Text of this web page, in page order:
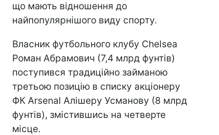
що мають відношення до
найпопулярнішого виду спорту.
Власник футбольного клубу Chelsea
Роман Абрамович (7,4 млрд фунтів)
поступився традиційно займаною
третьою позицію в списку акціонеру
ФК Arsenal Алішеру Усманову (8 млрд
фунтів), змістившись на четверте
місце.